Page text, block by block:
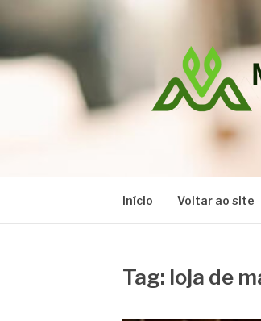
para
conteúdo
Início Voltar ao site
Tag: loja de